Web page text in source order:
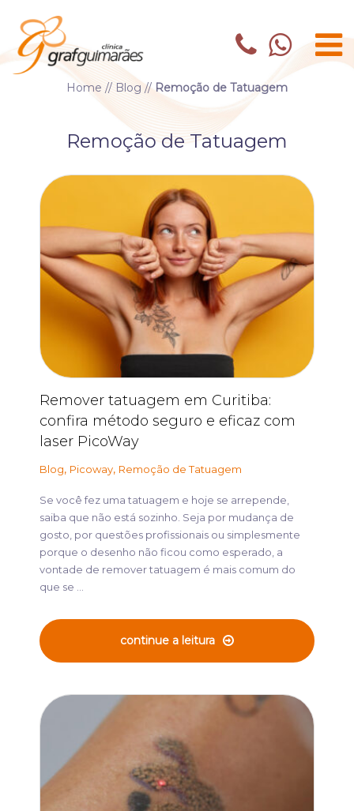
Home // Blog //Remoção de Tatuagem
Remoção de Tatuagem
Remover tatuagem em Curitiba:
confira método seguro e eficaz com
laser PicoWay
Blog, Picoway, Remoção de Tatuagem
Se você fez uma tatuagem e hoje se arrepende,
saiba que não está sozinho. Seja por mudança de
gosto, por questões profissionais ou simplesmente
porque o desenho não ficou como esperado, a
vontade de remover tatuagem é mais comum do
que se ...
continue a leitura